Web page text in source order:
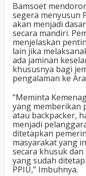
Bamsoet
segera menyusun
akan menjadi
secara mandiri.
menjelaskan
lain jika
ada jaminan
khususnya bagi
pengalaman ke
“Meminta
yang memberikan
atau backpacker,
menjadi
ditetapkan
masyarakat yang
secara khusuk
yang sudah
PPIU,” Imbuhnya.